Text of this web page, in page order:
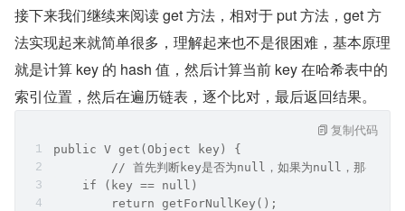
接下来我们继续来阅读 get 方法，相对于 put 方法，get 方
法实现起来就简单很多，理解起来也不是很困难，基本原理
就是计算 key 的 hash 值，然后计算当前 key 在哈希表中的
索引位置，然后在遍历链表，逐个比对，最后返回结果。
public V get(Object key) {
// 首先判断key是否为null，如果为null，那么直
    if (key == null)
        return getForNullKey();
复制代码